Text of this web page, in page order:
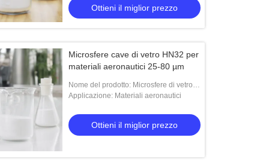
Ottieni il miglior prezzo
Microsfere cave di vetro HN32 per
materiali aeronautici 25-80 µm
Nome del prodotto: Microsfere di vetro
HN32
Applicazione: Materiali aeronautici
Ottieni il miglior prezzo